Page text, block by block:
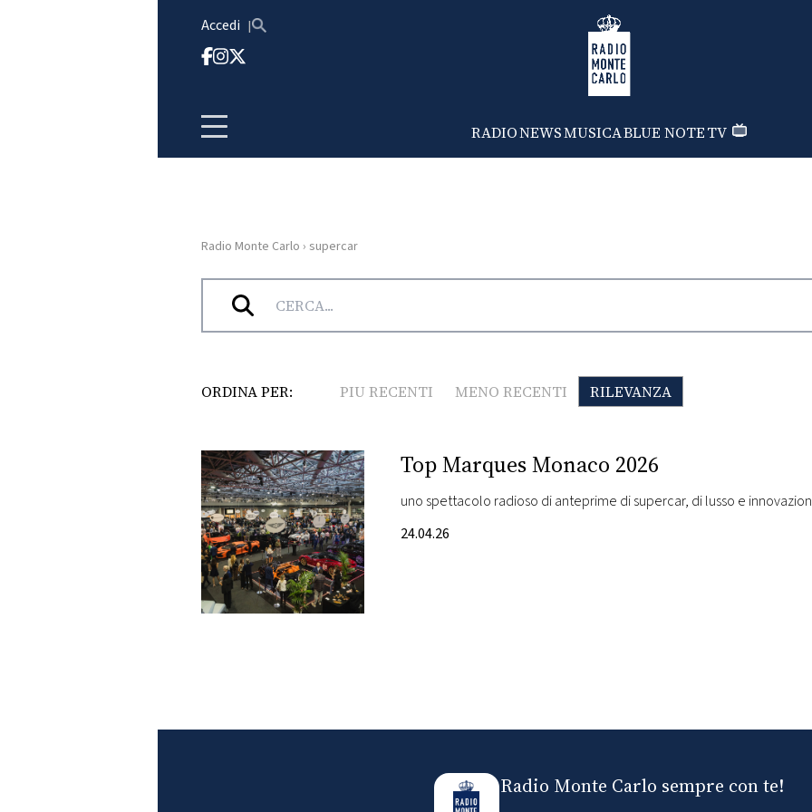
Accedi Radio Monte Carlo
RADIONEWSMUSICABLUE NOTETV
HOME
RADIO
NEWS
FOTO
CONCORSI
Radio Monte Carlo › supercar
Tag:supercar
ORDINA PER: PIU RECENTI MENO RECENTI RILEVANZA
Top Marques Monaco 2026
uno spettacolo radioso di anteprime di supercar, di lusso e
24.04.26
Radio Monte Carlo sempre con te!